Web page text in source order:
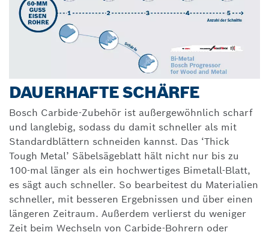
DAUERHAFTE SCHÄRFE
Bosch Carbide-Zubehör ist außergewöhnlich scharf
und langlebig, sodass du damit schneller als mit
Standardblättern schneiden kannst. Das ‘Thick
Tough Metal’ Säbelsägeblatt hält nicht nur bis zu
100-mal länger als ein hochwertiges Bimetall-Blatt,
es sägt auch schneller. So bearbeitest du Materialien
schneller, mit besseren Ergebnissen und über einen
längeren Zeitraum. Außerdem verlierst du weniger
Zeit beim Wechseln von Carbide-Bohrern oder